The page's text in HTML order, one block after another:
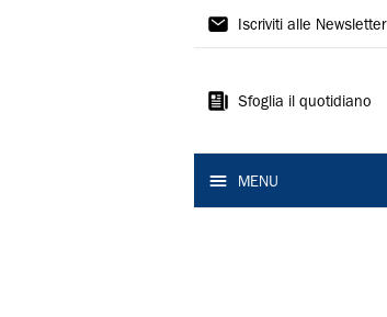
La
Ferrara
Iscriviti alle Newsletter
Sfoglia il quotidiano
MENU